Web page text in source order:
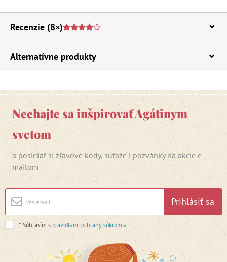
Recenzie (8×)
Alternatívne produkty
Nechajte sa inšpirovať Agátinym
svetom
a posielať si zľavové kódy, súťaže i pozvánky na akcie e-
mailom
Prihlásiť sa
* Súhlasím s pravidlami ochrany súkromia.